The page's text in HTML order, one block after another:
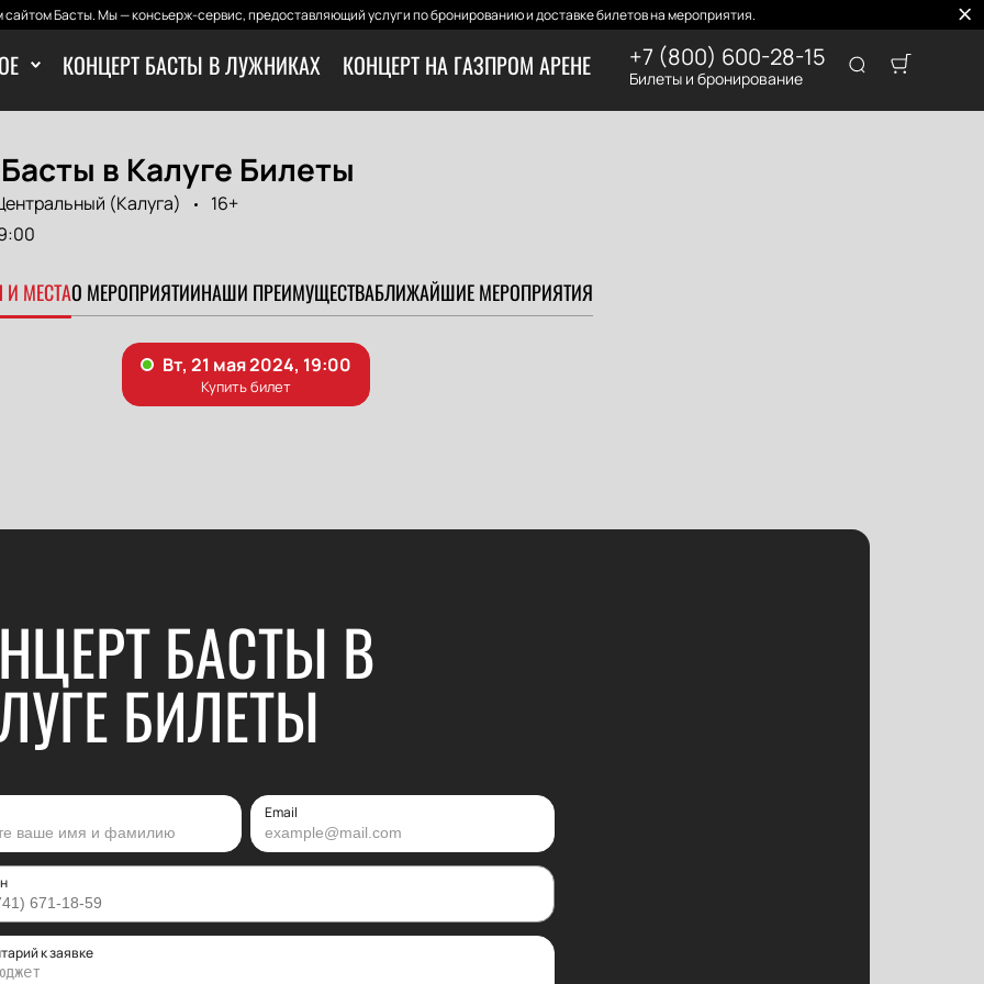
Басты. Мы — консьерж-сервис, предоставляющий услуги по бронированию и доставке билетов на мероприятия.
КОНЦЕРТ БАСТЫ В ЛУЖНИКАХ КОНЦЕРТ НА ГАЗПРОМ АРЕНЕ +7 (800) 600-28-15
Билеты и бронирование
в Калуге Билеты
(Калуга)
16+
МЕСТАО МЕРОПРИЯТИИНАШИ ПРЕИМУЩЕСТВАБЛИЖАЙШИЕ МЕРОПРИЯТИЯ
БАСТЫ В
БИЛЕТЫ
Email
к заявке